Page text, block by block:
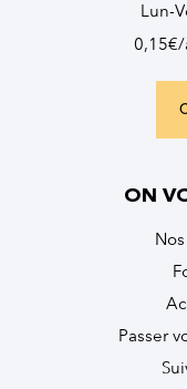
Lun-
0,15€/
ON
Passer